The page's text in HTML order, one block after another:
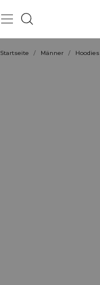
Startseite / Männer / Hoodies